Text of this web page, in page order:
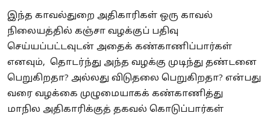
இந்த காவல்துறை அதிகாரிகள் ஒரு காவல்
நிலையத்தில் கஞ்சா வழக்குப் பதிவு
செய்யப்பட்டவுடன் அதைக் கண்காணிப்பார்கள்
எனவும், தொடர்ந்து அந்த வழக்கு முடிந்து தண்டனை
பெறுகிறதா? அல்லது விடுதலை பெறுகிறதா? என்பது
வரை வழக்கை முழுமையாகக் கண்காணித்து
மாநில அதிகாரிக்குத் தகவல் கொடுப்பார்கள்